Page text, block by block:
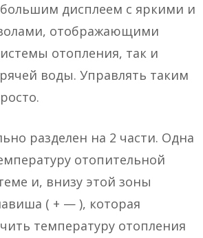
дисплеем с яркими и
отображающими
отопления, так и
воды. Управлять таким
разделен на 2 части. Одна
отопительной
и, внизу этой зоны
( + — ), которая
температуру отопления